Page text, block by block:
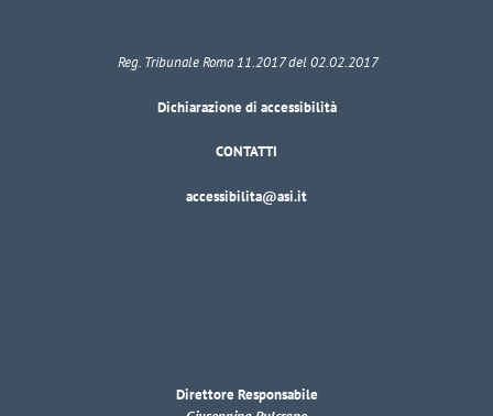
Reg. Tribunale Roma 11.2017 del 02.02.2017
Dichiarazione di accessibilità
CONTATTI
accessibilita@asi.it
Direttore Responsabile